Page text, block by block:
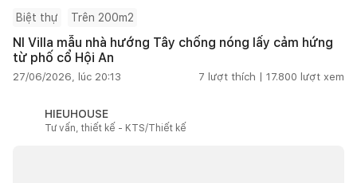
Biệt thự Trên 200m2
NI Villa mẫu nhà hướng Tây chống nóng lấy cảm hứng
từ phố cổ Hội An
27/06/2026, lúc 20:13 7 lượt thích | 17.800 lượt xem
HIEUHOUSE
Tư vấn, thiết kế - KTS/Thiết kế